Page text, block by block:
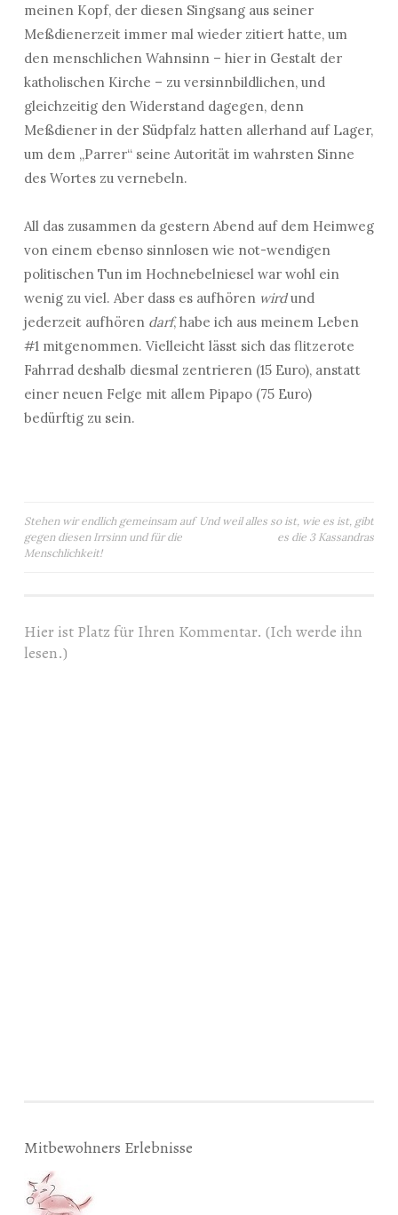
meinen Kopf, der diesen Singsang aus seiner
Meßdienerzeit immer mal wieder zitiert hatte, um
den menschlichen Wahnsinn – hier in Gestalt der
katholischen Kirche – zu versinnbildlichen, und
gleichzeitig den Widerstand dagegen, denn
Meßdiener in der Südpfalz hatten allerhand auf Lager,
um dem „Parrer“ seine Autorität im wahrsten Sinne
des Wortes zu vernebeln.
All das zusammen da gestern Abend auf dem Heimweg
von einem ebenso sinnlosen wie not-wendigen
politischen Tun im Hochnebelniesel war wohl ein
wenig zu viel. Aber dass es aufhören wirdund
jederzeit aufhören darf, habe ich aus meinem Leben
#1 mitgenommen. Vielleicht lässt sich das flitzerote
Fahrrad deshalb diesmal zentrieren (15 Euro), anstatt
einer neuen Felge mit allem Pipapo (75 Euro)
bedürftig zu sein.
Beitragsnavigation
Stehen wir endlich gemeinsam auf
gegen diesen Irrsinn und für die
Menschlichkeit!
Und weil alles so ist, wie es ist, gibt
es die 3 Kassandras
Hier ist Platz für Ihren Kommentar. (Ich werde ihn
lesen.)
Mitbewohners Erlebnisse